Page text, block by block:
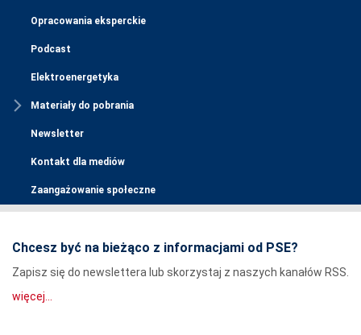
Opracowania eksperckie
Podcast
Elektroenergetyka
Materiały do pobrania
Newsletter
Kontakt dla mediów
Zaangażowanie społeczne
Chcesz być na bieżąco z informacjami od PSE?
Zapisz się do newslettera lub skorzystaj z naszych kanałów RSS.
więcej...